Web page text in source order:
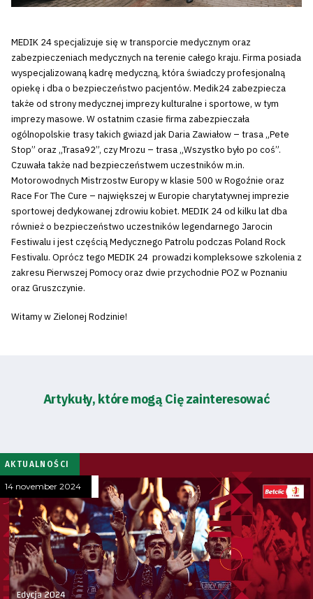
MEDIK 24 specjalizuje się w transporcie medycznym oraz
zabezpieczeniach medycznych na terenie całego kraju. Firma posiada
wyspecjalizowaną kadrę medyczną, która świadczy profesjonalną
opiekę i dba o bezpieczeństwo pacjentów. Medik24 zabezpiecza
także od strony medycznej imprezy kulturalne i sportowe, w tym
imprezy masowe. W ostatnim czasie firma zabezpieczała
ogólnopolskie trasy takich gwiazd jak Daria Zawiałow – trasa „Pete
Stop” oraz „Trasa92”, czy Mrozu – trasa „Wszystko było po coś”.
Czuwała także nad bezpieczeństwem uczestników m.in.
Motorowodnych Mistrzostw Europy w klasie 500 w Rogoźnie oraz
Race For The Cure – największej w Europie charytatywnej imprezie
sportowej dedykowanej zdrowiu kobiet. MEDIK 24 od kilku lat dba
również o bezpieczeństwo uczestników legendarnego Jarocin
Festiwalu i jest częścią Medycznego Patrolu podczas Poland Rock
Festivalu. Oprócz tego MEDIK 24 prowadzi kompleksowe szkolenia z
zakresu Pierwszej Pomocy oraz dwie przychodnie POZ w Poznaniu
oraz Gruszczynie.
Witamy w Zielonej Rodzinie!
Artykuły, które mogą Cię zainteresować
AKTUALNOŚCI
14 november 2024